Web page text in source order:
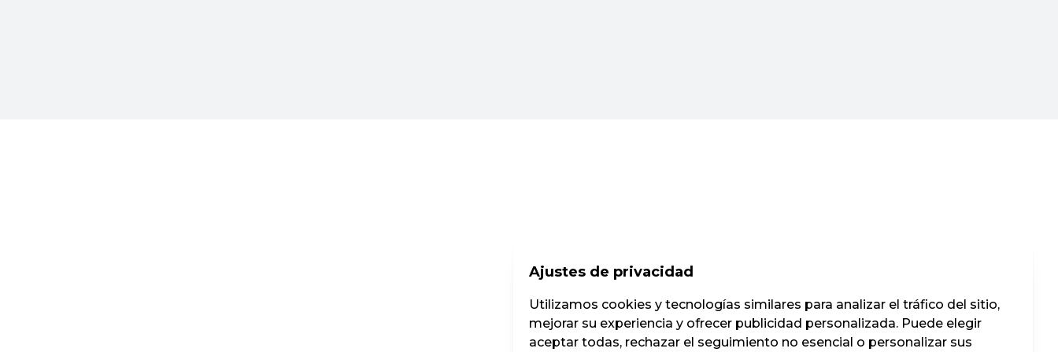
Ajustes de privacidad
Utilizamos cookies y tecnologías similares para analizar el tráfico del sitio,
mejorar su experiencia y ofrecer publicidad personalizada. Puede elegir
aceptar todas, rechazar el seguimiento no esencial o personalizar sus